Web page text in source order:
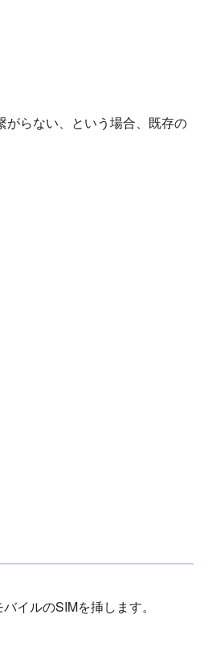
がらない、という場合、既存の
イルのSIMを挿します。